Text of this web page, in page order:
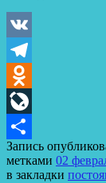
VK
Telegram
Odnoklassniki
LiveJournal
Отправить
Запись
метками 02
в закладки